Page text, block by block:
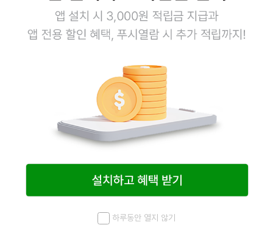
주식회사 엠오유통 사업자정보
평일 08:00~17:00
토요일 08:00~12:00
하루동안 열지 않기